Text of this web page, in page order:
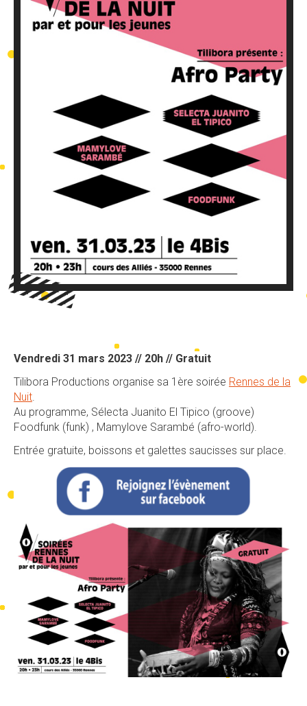
Vendredi 31 mars 2023 // 20h // Gratuit
Tilibora Productions organise sa 1ère soirée Rennes de la
Nuit.
Au programme, Sélecta Juanito El Tipico (groove)
Foodfunk (funk) , Mamylove Sarambé (afro-world).
Entrée gratuite, boissons et galettes saucisses sur place.